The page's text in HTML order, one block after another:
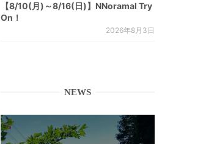
【8/10(月)～8/16(日)】NNoramal Try
On！
2026年8月3日
NEWS